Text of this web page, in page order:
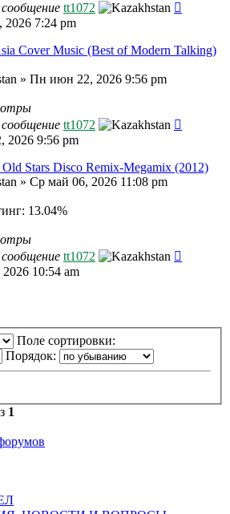
tt1072
7:24 pm
Cover Music (Best of Modern Talking)
» Пн июн 22, 2026 9:56 pm
tt1072
9:56 pm
Stars Disco Remix-Megamix (2012)
» Ср май 06, 2026 11:08 pm
13.04%
tt1072
10:54 am
Поле сортировки:
Порядок:
1